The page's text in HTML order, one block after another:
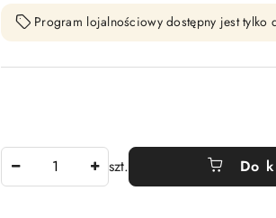
Program lojalnościowy dostępny jest tylko
szt. Do